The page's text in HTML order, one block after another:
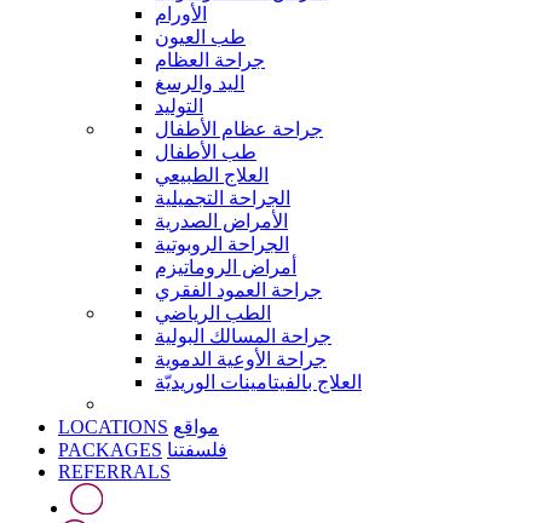
الأورام
طب العيون
جراحة العظام
اليد والرسغ
التوليد
جراحة عظام الأطفال
طب الأطفال
العلاج الطبيعي
الجراحة التجميلية
الأمراض الصدرية
الجراحة الروبوتية
أمراض الروماتيزم
جراحة العمود الفقري
الطب الرياضي
جراحة المسالك البولية
جراحة الأوعية الدموية
العلاج بالفيتامينات الوريديّة
LOCATIONS مواقع
PACKAGES فلسفتنا
REFERRALS